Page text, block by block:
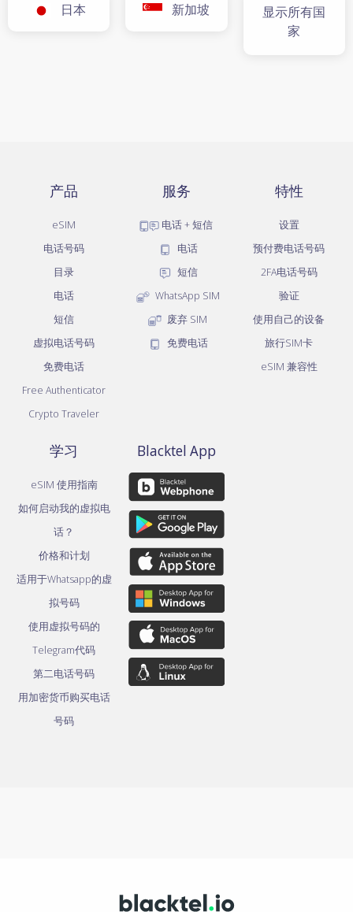
日本 新加坡
显示所有国
家
产品
eSIM
电话号码
目录
电话
短信
虚拟电话号码
免费电话
Free Authenticator
Crypto Traveler
服务
电话 + 短信
电话
短信
WhatsApp SIM
废弃 SIM
免费电话
特性
设置
预付费电话号码
2FA电话号码
验证
使用自己的设备
旅行SIM卡
eSIM 兼容性
学习
eSIM 使用指南
如何启动我的虚拟电
话？
价格和计划
适用于Whatsapp的虚
拟号码
使用虚拟号码的
Telegram代码
第二电话号码
用加密货币购买电话
号码
Blacktel App